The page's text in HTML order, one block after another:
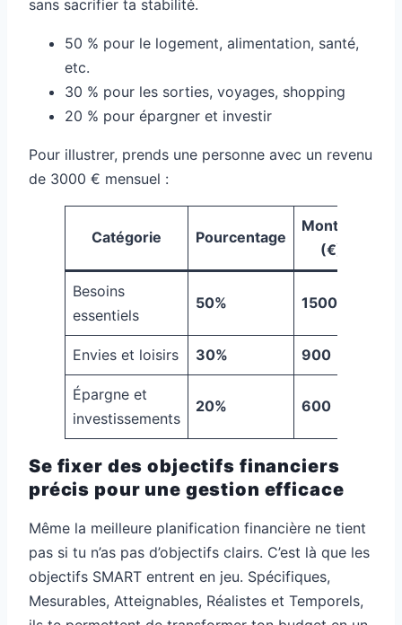
sans sacrifier ta stabilité.
50 % pour le logement, alimentation, santé,
etc.
30 % pour les sorties, voyages, shopping
20 % pour épargner et investir
Pour illustrer, prends une personne avec un revenu
de 3000 € mensuel :
Catégorie Pourcentage
Montant
(€)
Besoins
essentiels
50% 1500
Envies et loisirs 30% 900
Épargne et
investissements
20% 600
Se fixer des objectifs financiers
précis pour une gestion efficace
Même la meilleure planification financière ne tient
pas si tu n’as pas d’objectifs clairs. C’est là que les
objectifs SMART entrent en jeu. Spécifiques,
Mesurables, Atteignables, Réalistes et Temporels,